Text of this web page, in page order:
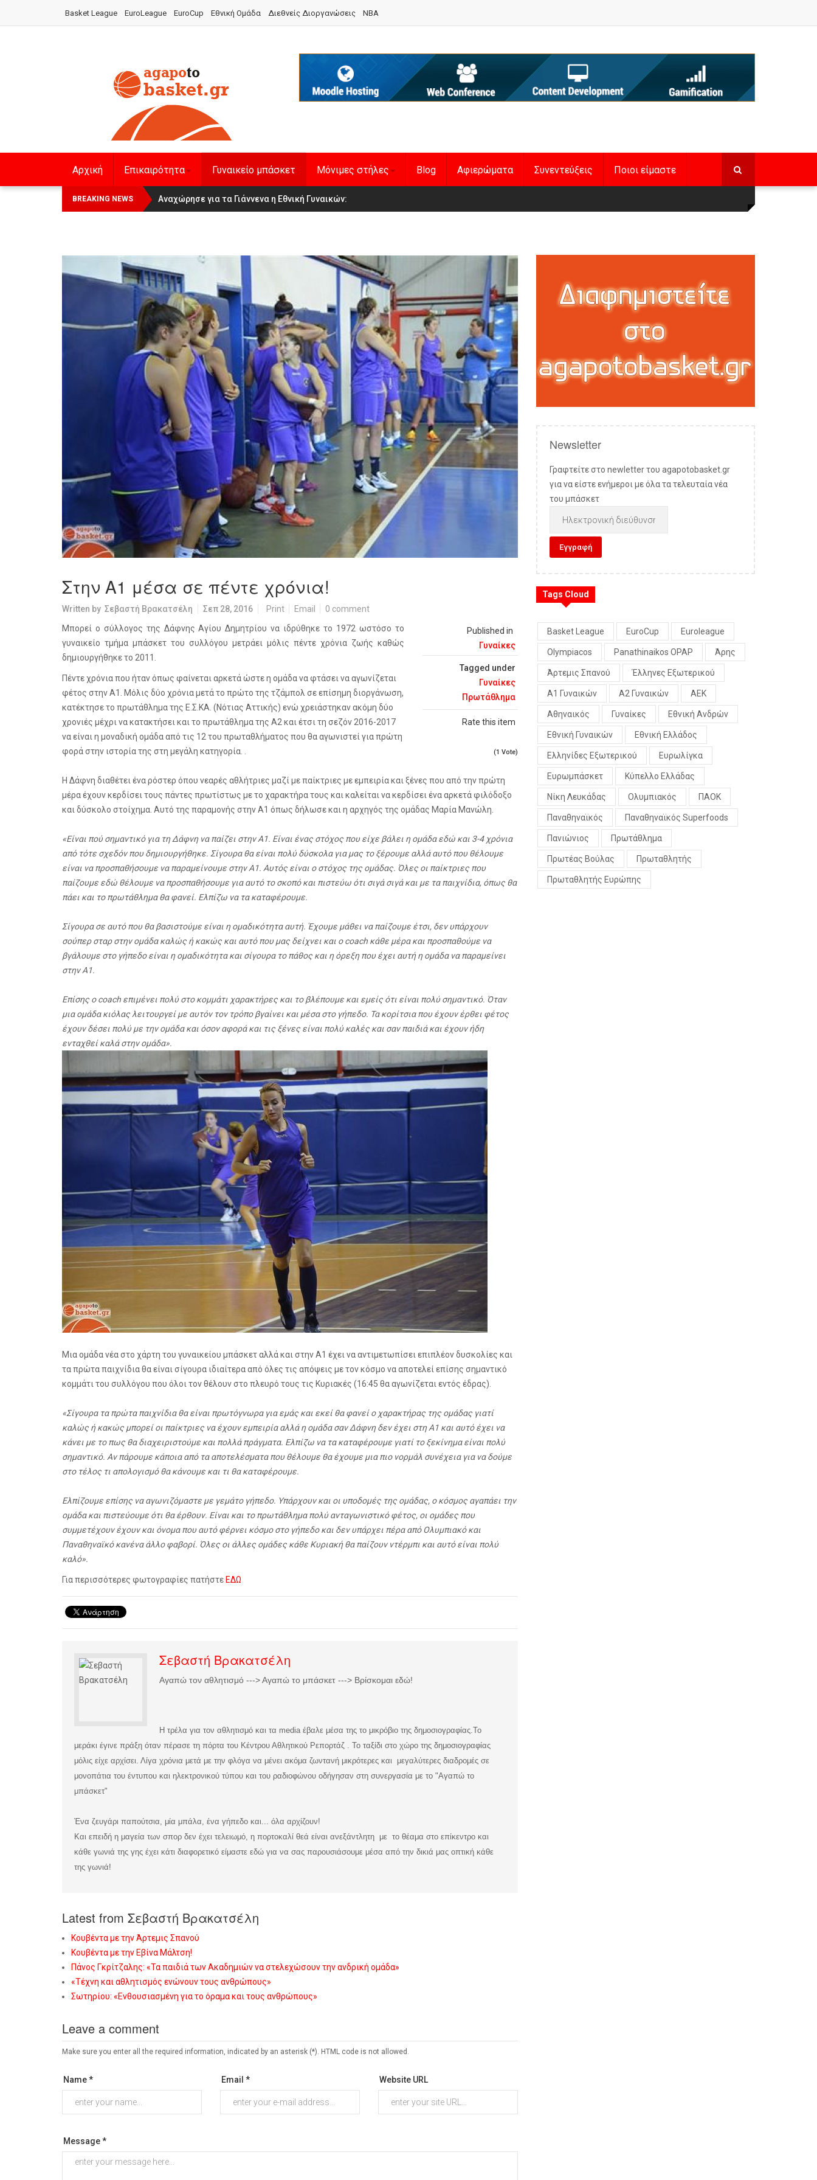
Basket League EuroLeague EuroCup Εθνική Ομάδα Διεθνείς Διοργανώσεις NBA
Αρχική Επικαιρότητα Γυναικείο μπάσκετ Μόνιμες στήλες Blog Αφιερώματα Συνεντεύξεις Ποιοι είμαστε
BREAKING NEWS Οι Πάνθηρες Καβάλας στην Women Basketball League 1
Αναχώρησε για τα Γιάννενα η Εθνική Γυναικών:
Στην Α1 μέσα σε πέντε χρόνια!
Written by Σεβαστή Βρακατσέλη Σεπ 28, 2016 Print Email 0 comment
Published in
Γυναίκες
Tagged under
Γυναίκες
Πρωτάθλημα
Rate this item
(1 Vote)
Μπορεί ο σύλλογος της Δάφνης Αγίου Δημητρίου να ιδρύθηκε το 1972 ωστόσο το
γυναικείο τμήμα μπάσκετ του συλλόγου μετράει μόλις πέντε χρόνια ζωής καθώς
δημιουργήθηκε το 2011.
Πέντε χρόνια που ήταν όπως φαίνεται αρκετά ώστε η ομάδα να φτάσει να αγωνίζεται
φέτος στην Α1. Μόλις δύο χρόνια μετά το πρώτο της τζάμπολ σε επίσημη διοργάνωση,
κατέκτησε το πρωτάθλημα της Ε.Σ.ΚΑ. (Νότιας Αττικής) ενώ χρειάστηκαν ακόμη δύο
χρονιές μέχρι να κατακτήσει και το πρωτάθλημα της Α2 και έτσι τη σεζόν 2016-2017
να είναι η μοναδική ομάδα από τις 12 του πρωταθλήματος που θα αγωνιστεί για πρώτη
φορά στην ιστορία της στη μεγάλη κατηγορία. .
Η Δάφνη διαθέτει ένα ρόστερ όπου νεαρές αθλήτριες μαζί με παίκτριες με εμπειρία και ξένες που από την πρώτη
μέρα έχουν κερδίσει τους πάντες πρωτίστως με το χαρακτήρα τους και καλείται να κερδίσει ένα αρκετά φιλόδοξο
και δύσκολο στοίχημα. Αυτό της παραμονής στην Α1 όπως δήλωσε και η αρχηγός της ομάδας Μαρία Μανώλη.
«Είναι πού σημαντικό για τη Δάφνη να παίζει στην Α1. Είναι ένας στόχος που είχε βάλει η ομάδα εδώ και 3-4 χρόνια
από τότε σχεδόν που δημιουργήθηκε. Σίγουρα θα είναι πολύ δύσκολα για μας το ξέρουμε αλλά αυτό που θέλουμε
είναι να προσπαθήσουμε να παραμείνουμε στην Α1. Αυτός είναι ο στόχος της ομάδας. Όλες οι παίκτριες που
παίζουμε εδώ θέλουμε να προσπαθήσουμε για αυτό το σκοπό και πιστεύω ότι σιγά σιγά και με τα παιχνίδια, όπως θα
πάει και το πρωτάθλημα θα φανεί. Ελπίζω να τα καταφέρουμε.
Σίγουρα σε αυτό που θα βασιστούμε είναι η ομαδικότητα αυτή. Έχουμε μάθει να παίζουμε έτσι, δεν υπάρχουν
σούπερ σταρ στην ομάδα καλώς ή κακώς και αυτό που μας δείχνει και ο coach κάθε μέρα και προσπαθούμε να
βγάλουμε στο γήπεδο είναι η ομαδικότητα και σίγουρα το πάθος και η όρεξη που έχει αυτή η ομάδα να παραμείνει
στην Α1.
Επίσης ο coach επιμένει πολύ στο κομμάτι χαρακτήρες και το βλέπουμε και εμείς ότι είναι πολύ σημαντικό. Όταν
μια ομάδα κιόλας λειτουργεί με αυτόν τον τρόπο βγαίνει και μέσα στο γήπεδο. Τα κορίτσια που έχουν έρθει φέτος
έχουν δέσει πολύ με την ομάδα και όσον αφορά και τις ξένες είναι πολύ καλές και σαν παιδιά και έχουν ήδη
ενταχθεί καλά στην ομάδα».
Μια ομάδα νέα στο χάρτη του γυναικείου μπάσκετ αλλά και στην Α1 έχει να αντιμετωπίσει επιπλέον δυσκολίες και
τα πρώτα παιχνίδια θα είναι σίγουρα ιδιαίτερα από όλες τις απόψεις με τον κόσμο να αποτελεί επίσης σημαντικό
κομμάτι του συλλόγου που όλοι τον θέλουν στο πλευρό τους τις Κυριακές (16:45 θα αγωνίζεται εντός έδρας).
«Σίγουρα τα πρώτα παιχνίδια θα είναι πρωτόγνωρα για εμάς και εκεί θα φανεί ο χαρακτήρας της ομάδας γιατί
καλώς ή κακώς μπορεί οι παίκτριες να έχουν εμπειρία αλλά η ομάδα σαν Δάφνη δεν έχει στη Α1 και αυτό έχει να
κάνει με το πως θα διαχειριστούμε και πολλά πράγματα. Ελπίζω να τα καταφέρουμε γιατί το ξεκίνημα είναι πολύ
σημαντικό. Αν πάρουμε κάποια από τα αποτελέσματα που θέλουμε θα έχουμε μια πιο νορμάλ συνέχεια για να δούμε
στο τέλος τι απολογισμό θα κάνουμε και τι θα καταφέρουμε.
Ελπίζουμε επίσης να αγωνιζόμαστε με γεμάτο γήπεδο. Υπάρχουν και οι υποδομές της ομάδας, ο κόσμος αγαπάει την
ομάδα και πιστεύουμε ότι θα έρθουν. Είναι και το πρωτάθλημα πολύ ανταγωνιστικό φέτος, οι ομάδες που
συμμετέχουν έχουν και όνομα που αυτό φέρνει κόσμο στο γήπεδο και δεν υπάρχει πέρα από Ολυμπιακό και
Παναθηναϊκό κανένα άλλο φαβορί. Όλες οι άλλες ομάδες κάθε Κυριακή θα παίζουν ντέρμπι και αυτό είναι πολύ
καλό».
Για περισσότερες φωτογραφίες πατήστε ΕΔΩ
Σεβαστή Βρακατσέλη
Αγαπώ τον αθλητισμό ---> Αγαπώ το μπάσκετ ---> Βρίσκομαι εδώ!
Η τρέλα για τον αθλητισμό και τα media έβαλε μέσα της το μικρόβιο της δημοσιογραφίας.Το
μεράκι έγινε πράξη όταν πέρασε τη πόρτα του Κέντρου Αθλητικού Ρεπορτάζ . Το ταξίδι στο χώρο της δημοσιογραφίας
μόλις είχε αρχίσει. Λίγα χρόνια μετά με την φλόγα να μένει ακόμα ζωντανή μικρότερες και μεγαλύτερες διαδρομές σε
μονοπάτια του έντυπου και ηλεκτρονικού τύπου και του ραδιοφώνου οδήγησαν στη συνεργασία με το "Αγαπώ το
μπάσκετ"
Ένα ζευγάρι παπούτσια, μία μπάλα, ένα γήπεδο και... όλα αρχίζουν!
Και επειδή η μαγεία των σπορ δεν έχει τελειωμό, η πορτοκαλί θεά είναι ανεξάντλητη με το θέαμα στο επίκεντρο και
κάθε γωνιά της γης έχει κάτι διαφορετικό είμαστε εδώ για να σας παρουσιάσουμε μέσα από την δικιά μας οπτική κάθε
της γωνιά!
Latest from Σεβαστή Βρακατσέλη
Κουβέντα με την Άρτεμις Σπανού
Κουβέντα με την Εβίνα Μάλτση!
Πάνος Γκρίτζαλης: «Τα παιδιά των Ακαδημιών να στελεχώσουν την ανδρική ομάδα»
«Τέχνη και αθλητισμός ενώνουν τους ανθρώπους»
Σωτηρίου: «Eνθουσιασμένη για το όραμα και τους ανθρώπους»
Leave a comment
Make sure you enter all the required information, indicated by an asterisk (*). HTML code is not allowed.
Name * Email * Website URL
Message *
Newsletter
Γραφτείτε στο newletter του agapotobasket.gr
για να είστε ενήμεροι με όλα τα τελευταία νέα
του μπάσκετ
Tags Cloud
Basket League EuroCup Euroleague
Olympiacos Panathinaikos OPAP Άρης
Άρτεμις Σπανού Έλληνες Εξωτερικού
Α1 Γυναικών Α2 Γυναικών ΑΕΚ
Αθηναικός Γυναίκες Εθνική Ανδρών
Εθνική Γυναικών Εθνική Ελλάδος
Ελληνίδες Εξωτερικού Ευρωλίγκα
Ευρωμπάσκετ Κύπελλο Ελλάδας
Νίκη Λευκάδας Ολυμπιακός ΠΑΟΚ
Παναθηναϊκός Παναθηναϊκός Superfoods
Πανιώνιος Πρωτάθλημα
Πρωτέας Βούλας Πρωταθλητής
Πρωταθλητής Ευρώπης